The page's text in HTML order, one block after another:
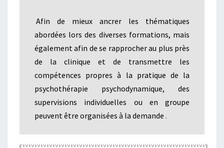
Afin de mieux ancrer les thématiques
abordées lors des diverses formations, mais
également afin de se rapprocher au plus près
de la clinique et de transmettre les
compétences propres à la pratique de la
psychothérapie psychodynamique, des
supervisions individuelles ou en groupe
peuvent être organisées à la demande .